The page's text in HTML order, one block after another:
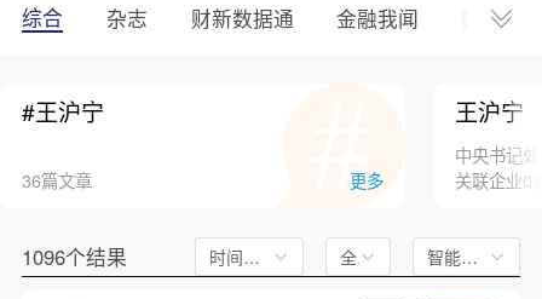
综合 杂志 财新数据通 金融我闻 财新
#王沪宁
36篇文章 更多
王沪宁
中央书记处
关联企业0
1096个结果 时间不限 全文 智能排序